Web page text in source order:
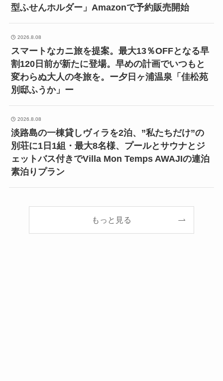
型ふせんホルダー」Amazonで予約販売開始
2026.8.08
スマートなカニ旅を提案。最大13％OFFとなる早
割120日前が新たに登場。早めの計画でいつもと
変わらぬ大人の冬旅を。ー夕日ヶ浦温泉「佳松苑
別邸ふうか」ー
2026.8.08
淡路島の一棟貸しヴィラを2泊、”私たちだけ”の
別荘に1日1組・最大8名様、プールとサウナとジ
ェットバス付きでVilla Mon Temps AWAJIの連泊
素泊りプラン
もっと見る